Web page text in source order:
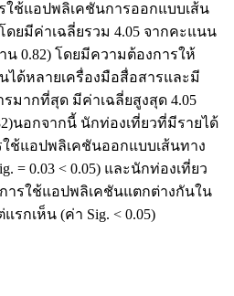
ใช้แอปพลิเคชันการออกแบบเส้น
ดยมีค่าเฉลี่ยรวม 4.05 จากคะแนน
น 0.82) โดยมีความต้องการให้
ได้หลายเครื่องมือสื่อสารและมี
มากที่สุด มีค่าเฉลี่ยสูงสุด 4.05
นอกจากนี้ นักท่องเที่ยวที่มีรายได้
ช้แอปพลิเคชันออกแบบเส้นทาง
= 0.03 < 0.05) และนักท่องเที่ยว
ารใช้แอปพลิเคชันแตกต่างกันใน
รกเห็น (ค่า Sig. < 0.05)